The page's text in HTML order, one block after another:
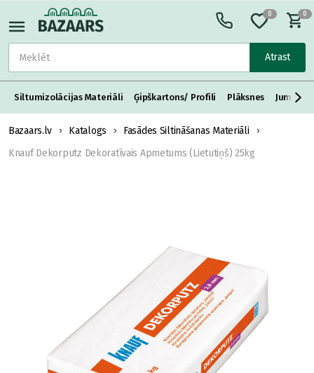
Atrast
0 0
Siltumizolācijas Materiāli Ģipškartons/ Profili Plāksnes Jumta
Bazaars.lv Katalogs
Fasādes Siltināšanas Materiāli
Knauf Dekorputz Dekoratīvais Apmetums (Lietutiņš) 25kg